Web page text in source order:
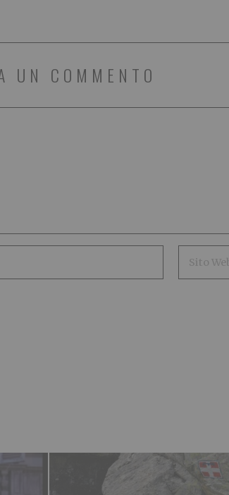
UN COMMENTO